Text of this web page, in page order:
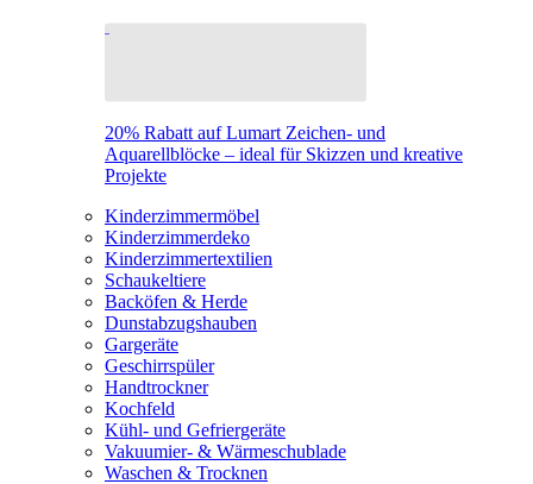
20% Rabatt auf Lumart Zeichen- und
Aquarellblöcke – ideal für Skizzen und kreative
Projekte
Kinderzimmermöbel
Kinderzimmerdeko
Kinderzimmertextilien
Schaukeltiere
Backöfen & Herde
Dunstabzugshauben
Gargeräte
Geschirrspüler
Handtrockner
Kochfeld
Kühl- und Gefriergeräte
Vakuumier- & Wärmeschublade
Waschen & Trocknen